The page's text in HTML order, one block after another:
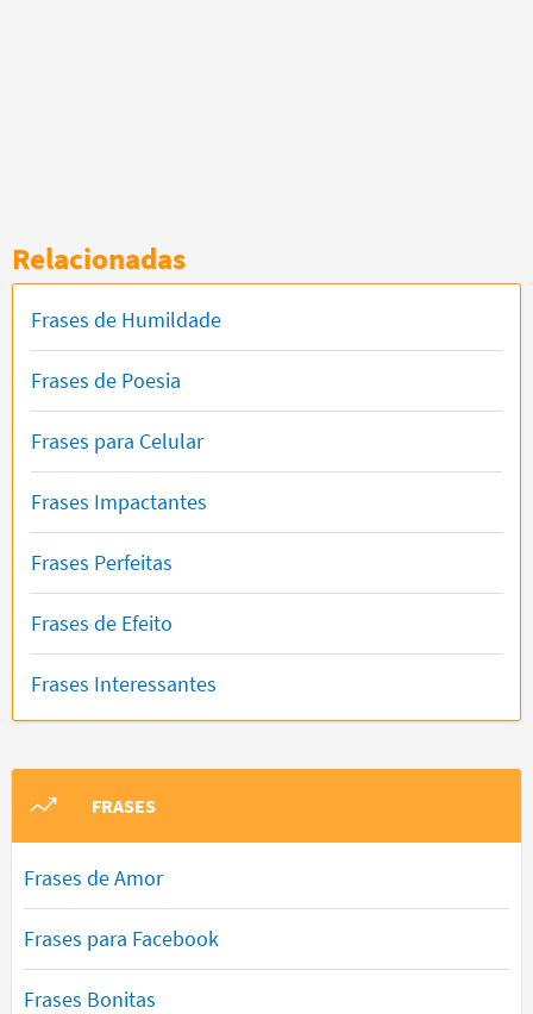
Relacionadas
Frases de Humildade
Frases de Poesia
Frases para Celular
Frases Impactantes
Frases Perfeitas
Frases de Efeito
Frases Interessantes
FRASES
Frases de Amor
Frases para Facebook
Frases Bonitas